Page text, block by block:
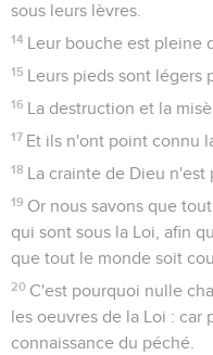
sous leurs lèvres.
14 Leur bouche est pleine
15 Leurs pieds sont légers
16 La destruction et la
17 Et ils n'ont point connu
18 La crainte de Dieu n'est
19 Or nous savons que
qui sont sous la Loi, afin
que tout le monde soit
20 C'est pourquoi nulle
les oeuvres de la Loi : car
connaissance du péché.